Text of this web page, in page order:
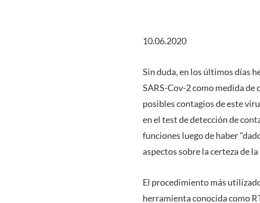
10.06.2020
Sin duda, en los últimos días
SARS-Cov-2 como medida de
posibles contagios de este
en el test de detección de
funciones luego de haber
aspectos sobre la certeza de
El procedimiento más
herramienta conocida como